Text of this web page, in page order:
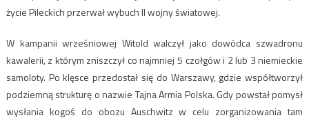
życie Pileckich przerwał wybuch II wojny światowej.
W kampanii wrześniowej Witold walczył jako dowódca szwadronu
kawalerii, z którym zniszczył co najmniej 5 czołgów i 2 lub 3 niemieckie
samoloty. Po klęsce przedostał się do Warszawy, gdzie współtworzył
podziemną strukturę o nazwie Tajna Armia Polska. Gdy powstał pomysł
wysłania kogoś do obozu Auschwitz w celu zorganizowania tam